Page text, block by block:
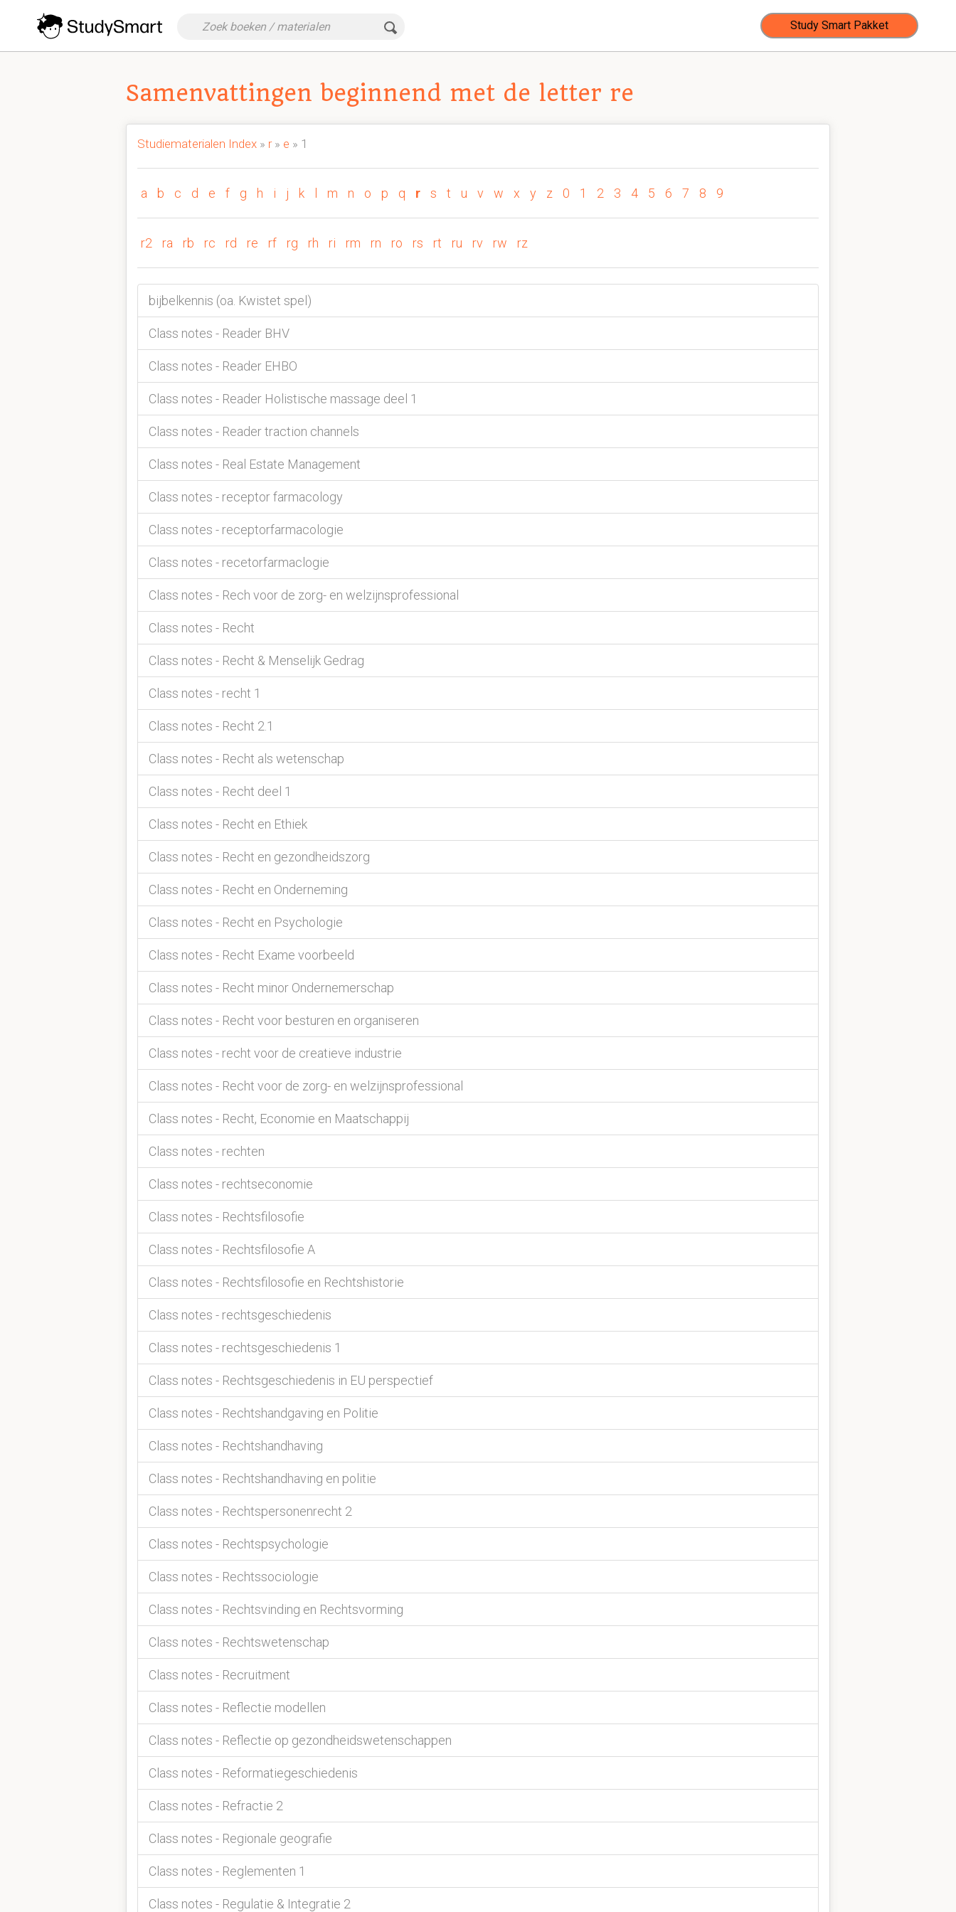
Study Smart Pakket
Samenvattingen beginnend met de letter re
Studiematerialen Index » r» e » 1
a b c d e f g h i j k m n o p q r s t u v w x y z 0 1 2 3 4 5 6 7 8 9
r2 ra rb rc rd re rf rg rh ri rm rn ro rs rt ru rv rw rz
bijbelkennis (oa. Kwistet spel)
Class notes - Reader BHV
Class notes - Reader EHBO
Class notes - Reader Holistische massage deel 1
Class notes - Reader traction channels
Class notes - Real Estate Management
Class notes - receptor farmacology
Class notes - receptorfarmacologie
Class notes - recetorfarmaclogie
Class notes - Rech voor de zorg- en welzijnsprofessional
Class notes - Recht
Class notes - Recht & Menselijk Gedrag
Class notes - recht 1
Class notes - Recht 2.1
Class notes - Recht als wetenschap
Class notes - Recht deel 1
Class notes - Recht en Ethiek
Class notes - Recht en gezondheidszorg
Class notes - Recht en Onderneming
Class notes - Recht en Psychologie
Class notes - Recht Exame voorbeeld
Class notes - Recht minor Ondernemerschap
Class notes - Recht voor besturen en organiseren
Class notes - recht voor de creatieve industrie
Class notes - Recht voor de zorg- en welzijnsprofessional
Class notes - Recht, Economie en Maatschappij
Class notes - rechten
Class notes - rechtseconomie
Class notes - Rechtsfilosofie
Class notes - Rechtsfilosofie A
Class notes - Rechtsfilosofie en Rechtshistorie
Class notes - rechtsgeschiedenis
Class notes - rechtsgeschiedenis 1
Class notes - Rechtsgeschiedenis in EU perspectief
Class notes - Rechtshandgaving en Politie
Class notes - Rechtshandhaving
Class notes - Rechtshandhaving en politie
Class notes - Rechtspersonenrecht 2
Class notes - Rechtspsychologie
Class notes - Rechtssociologie
Class notes - Rechtsvinding en Rechtsvorming
Class notes - Rechtswetenschap
Class notes - Recruitment
Class notes - Reflectie modellen
Class notes - Reflectie op gezondheidswetenschappen
Class notes - Reformatiegeschiedenis
Class notes - Refractie 2
Class notes - Regionale geografie
Class notes - Reglementen 1
Class notes - Regulatie & Integratie 2